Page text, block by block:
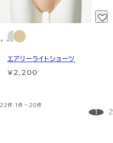
エアリーライトショーツ
¥2,200
22件 1件～20件
1 2